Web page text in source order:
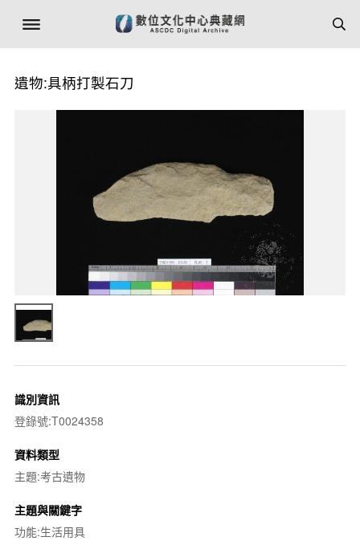
遺物:具柄打製石刀
識別資訊
登錄號:T0024358
資料類型
主題:考古遺物
主題與關鍵字
功能:生活用具